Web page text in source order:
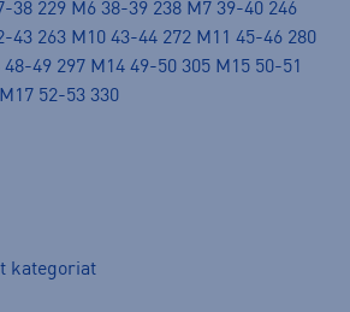
38 229 M6 38-39 238 M7 39-40 246
43 263 M10 43-44 272 M11 45-46 280
49 297 M14 49-50 305 M15 50-51
52-53 330
kategoriat